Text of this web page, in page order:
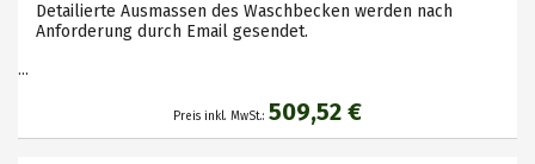
Detailierte Ausmassen des Waschbecken werden nach
Anforderung durch Email gesendet.
...
Preis inkl. MwSt.: 509,52 €